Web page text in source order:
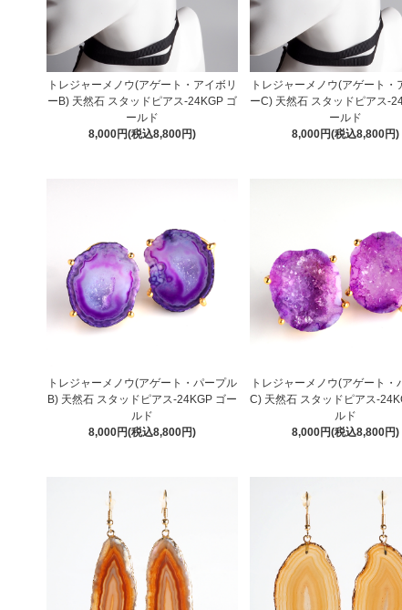
トレジャーメノウ(アゲート・アイボリ
ーB) 天然石 スタッドピアス-24KGP ゴ
ールド
8,000円(税込8,800円)
トレジャーメノウ(アゲート・
ーC) 天然石 スタッドピアス-
ールド
8,000円(税込8,800円)
トレジャーメノウ(アゲート・パープル
B) 天然石 スタッドピアス-24KGP ゴー
ルド
8,000円(税込8,800円)
トレジャーメノウ(アゲート・
C) 天然石 スタッドピアス-
ルド
8,000円(税込8,800円)